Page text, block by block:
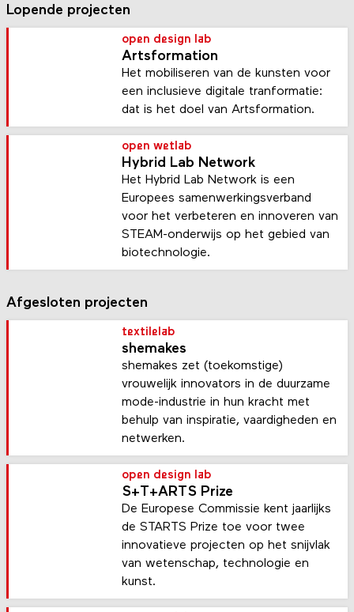
Lopende projecten
open design lab
Artsformation
Het mobiliseren van de kunsten voor
een inclusieve digitale tranformatie:
dat is het doel van Artsformation.
open wetlab
Hybrid Lab Network
Het Hybrid Lab Network is een
Europees samenwerkingsverband
voor het verbeteren en innoveren van
STEAM-onderwijs op het gebied van
biotechnologie.
Afgesloten projecten
textilelab
shemakes
shemakes zet (toekomstige)
vrouwelijk innovators in de duurzame
mode-industrie in hun kracht met
behulp van inspiratie, vaardigheden en
netwerken.
open design lab
S+T+ARTS Prize
De Europese Commissie kent jaarlijks
de STARTS Prize toe voor twee
innovatieve projecten op het snijvlak
van wetenschap, technologie en
kunst.